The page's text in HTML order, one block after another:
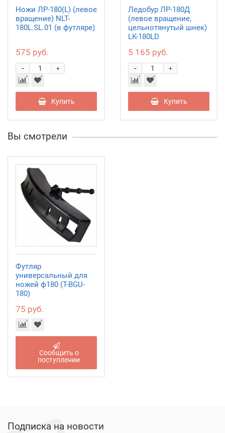
Ножи ЛР-180(L) (левое
вращение) NLT-
180L.SL.01 (в футляре)
575 руб.
+
-
Купить
Ледобур ЛР-180Д
(левое вращение,
цельнотянутый шнек)
LK-180LD
5 165 руб.
+
-
Купить
Вы смотрели
Футляр
универсальный для
ножей ф180 (T-BGU-
180)
75 руб.
Сообщить о
поступлении
Подписка на новости